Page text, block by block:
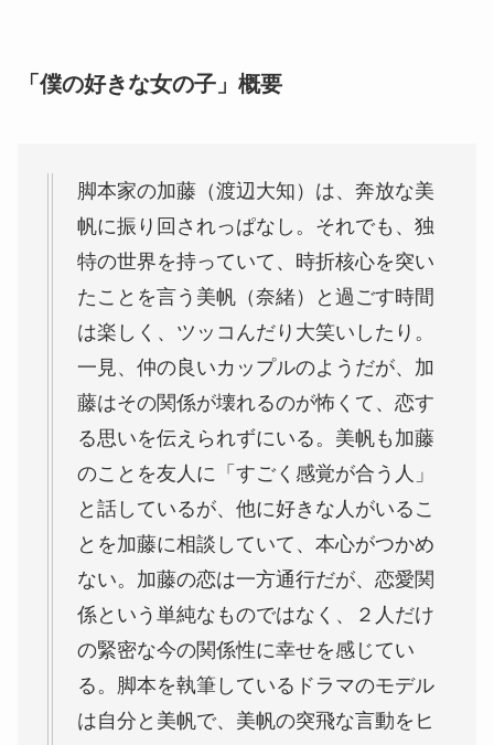
「僕の好きな女の子」概要
脚本家の加藤（渡辺大知）は、奔放な美
帆に振り回されっぱなし。それでも、独
特の世界を持っていて、時折核心を突い
たことを言う美帆（奈緒）と過ごす時間
は楽しく、ツッコんだり大笑いしたり。
一見、仲の良いカップルのようだが、加
藤はその関係が壊れるのが怖くて、恋す
る思いを伝えられずにいる。美帆も加藤
のことを友人に「すごく感覚が合う人」
と話しているが、他に好きな人がいるこ
とを加藤に相談していて、本心がつかめ
ない。加藤の恋は一方通行だが、恋愛関
係という単純なものではなく、２人だけ
の緊密な今の関係性に幸せを感じてい
る。脚本を執筆しているドラマのモデル
は自分と美帆で、美帆の突飛な言動をヒ